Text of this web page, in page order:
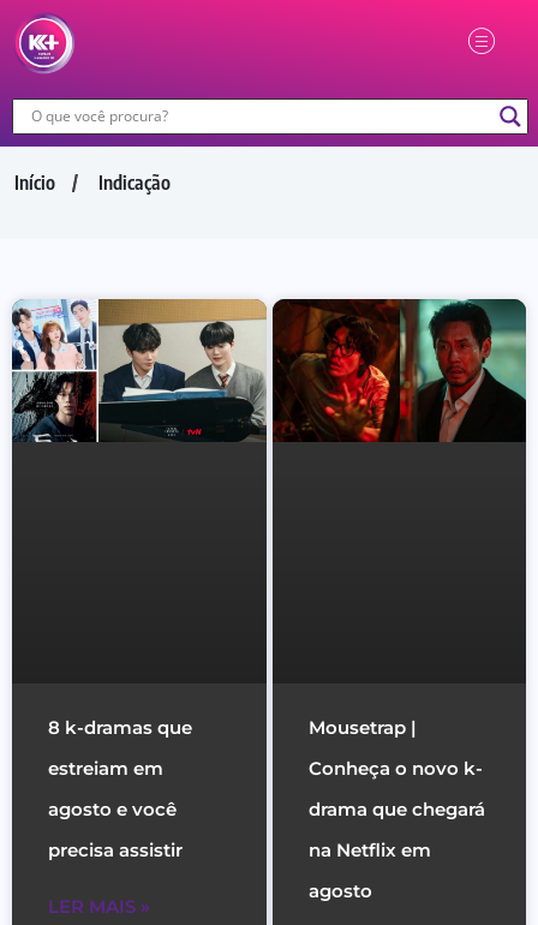
Início Indicação
8 k-dramas que
estreiam em
agosto e você
precisa assistir
LER MAIS »
Mousetrap |
Conheça o novo k-
drama que chegará
na Netflix em
agosto